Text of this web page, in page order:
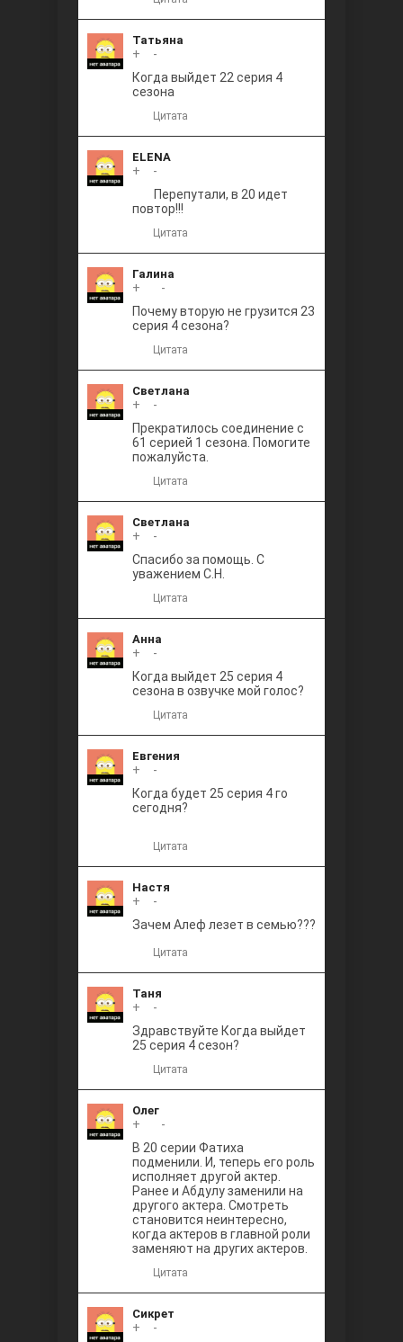
Татьяна
+
-
Когда выйдет 22 серия 4
сезона
Цитата
ELENA
+
-
Перепутали, в 20 идет
повтор!!!
Цитата
Галина
+
-
Почему вторую не грузится 23
серия 4 сезона?
Цитата
Светлана
+
-
Прекратилось соединение с
61 серией 1 сезона. Помогите
пожалуйста.
Цитата
Светлана
+
-
Спасибо за помощь. С
уважением С.Н.
Цитата
Анна
+
-
Когда выйдет 25 серия 4
сезона в озвучке мой голос?
Цитата
Евгения
+
-
Когда будет 25 серия 4 го
сегодня?
Цитата
Настя
+
-
Зачем Алеф лезет в семью???
Цитата
Таня
+
-
Здравствуйте Когда выйдет
25 серия 4 сезон?
Цитата
Олег
+
-
В 20 серии Фатиха
подменили. И, теперь его роль
исполняет другой актер.
Ранее и Абдулу заменили на
другого актера. Смотреть
становится неинтересно,
когда актеров в главной роли
заменяют на других актеров.
Цитата
Сикрет
+
-